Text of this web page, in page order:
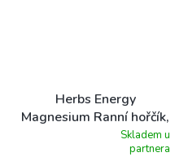
Herbs Energy
Magnesium Ranní hořčík,
60 kapslíSkladem u
partnera